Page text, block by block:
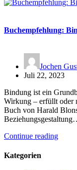
Buchempfehlung:
Jochen
Juli 22, 2023
Bindung ist ein
Wirkung – erfüllt oder
Buch von Harald
Continue reading
Kategorien